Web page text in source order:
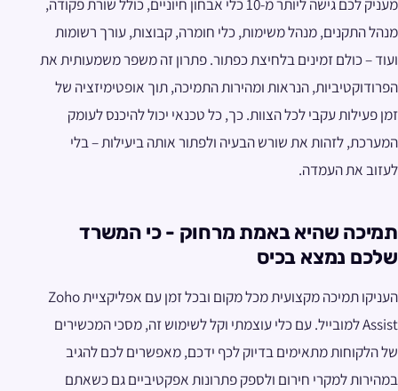
מנהל התקנים, מנהל משימות, כלי חומרה, קבוצות, עורך רשומות
ועוד – כולם זמינים בלחיצת כפתור. פתרון זה משפר משמעותית את
הפרודוקטיביות, הנראות ומהירות התמיכה, תוך אופטימיזציה של
זמן פעילות עקבי לכל הצוות. כך, כל טכנאי יכול להיכנס לעומק
המערכת, לזהות את שורש הבעיה ולפתור אותה ביעילות – בלי
לעזוב את העמדה.
תמיכה שהיא באמת מרחוק - כי המשרד
שלכם נמצא בכיס
העניקו תמיכה מקצועית מכל מקום ובכל זמן עם אפליקציית Zoho
Assist למובייל. עם כלי עוצמתי וקל לשימוש זה, מסכי המכשירים
של הלקוחות מתאימים בדיוק לכף ידכם, מאפשרים לכם להגיב
במהירות למקרי חירום ולספק פתרונות אפקטיביים גם כשאתם